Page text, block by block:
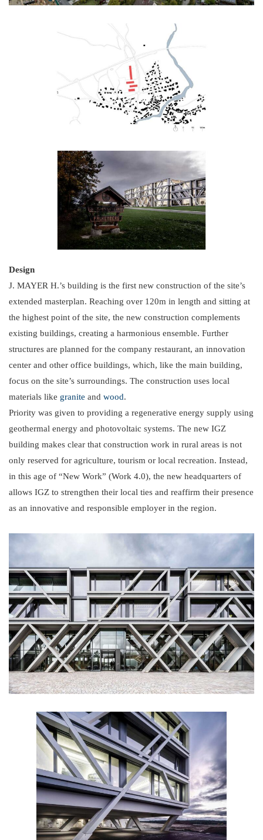
Design
J. MAYER H.’s building is the first new construction of the site’s
extended masterplan. Reaching over 120m in length and sitting at
the highest point of the site, the new construction complements
existing buildings, creating a harmonious ensemble. Further
structures are planned for the company restaurant, an innovation
center and other office buildings, which, like the main building,
focus on the site’s surroundings. The construction uses local
materials like granite and wood.
Priority was given to providing a regenerative energy supply using
geothermal energy and photovoltaic systems. The new IGZ
building makes clear that construction work in rural areas is not
only reserved for agriculture, tourism or local recreation. Instead,
in this age of “New Work” (Work 4.0), the new headquarters of
allows IGZ to strengthen their local ties and reaffirm their presence
as an innovative and responsible employer in the region.